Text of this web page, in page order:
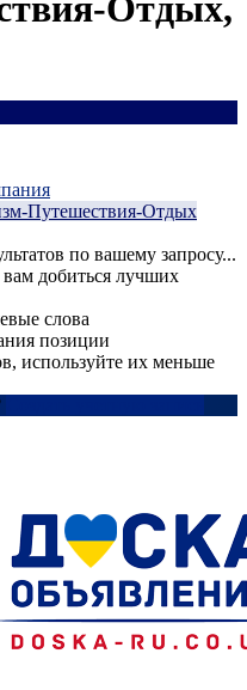
Путешествия-Отдых
по вашему запросу...
добиться лучших
слова
позиции
используйте их меньше